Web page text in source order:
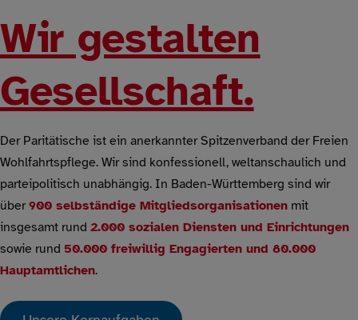
Wir gestalten
Gesellschaft.
Der Paritätische ist ein anerkannter Spitzenverband der Freien
Wohlfahrtspflege. Wir sind konfessionell, weltanschaulich und
parteipolitisch unabhängig. In Baden-Württemberg sind wir
über900 selbständige Mitgliedsorganisationen mit
insgesamt rund 2.000 sozialen Diensten und Einrichtungen
sowie rund 50.000 freiwillig Engagierten und 80.000
Hauptamtlichen.